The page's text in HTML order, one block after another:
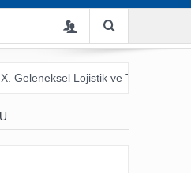
X. Geleneksel Lojistik ve Ticaret